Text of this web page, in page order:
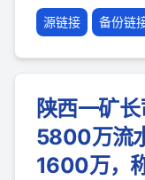
源链接 备份链
陕西一矿
5800万流
1600万，